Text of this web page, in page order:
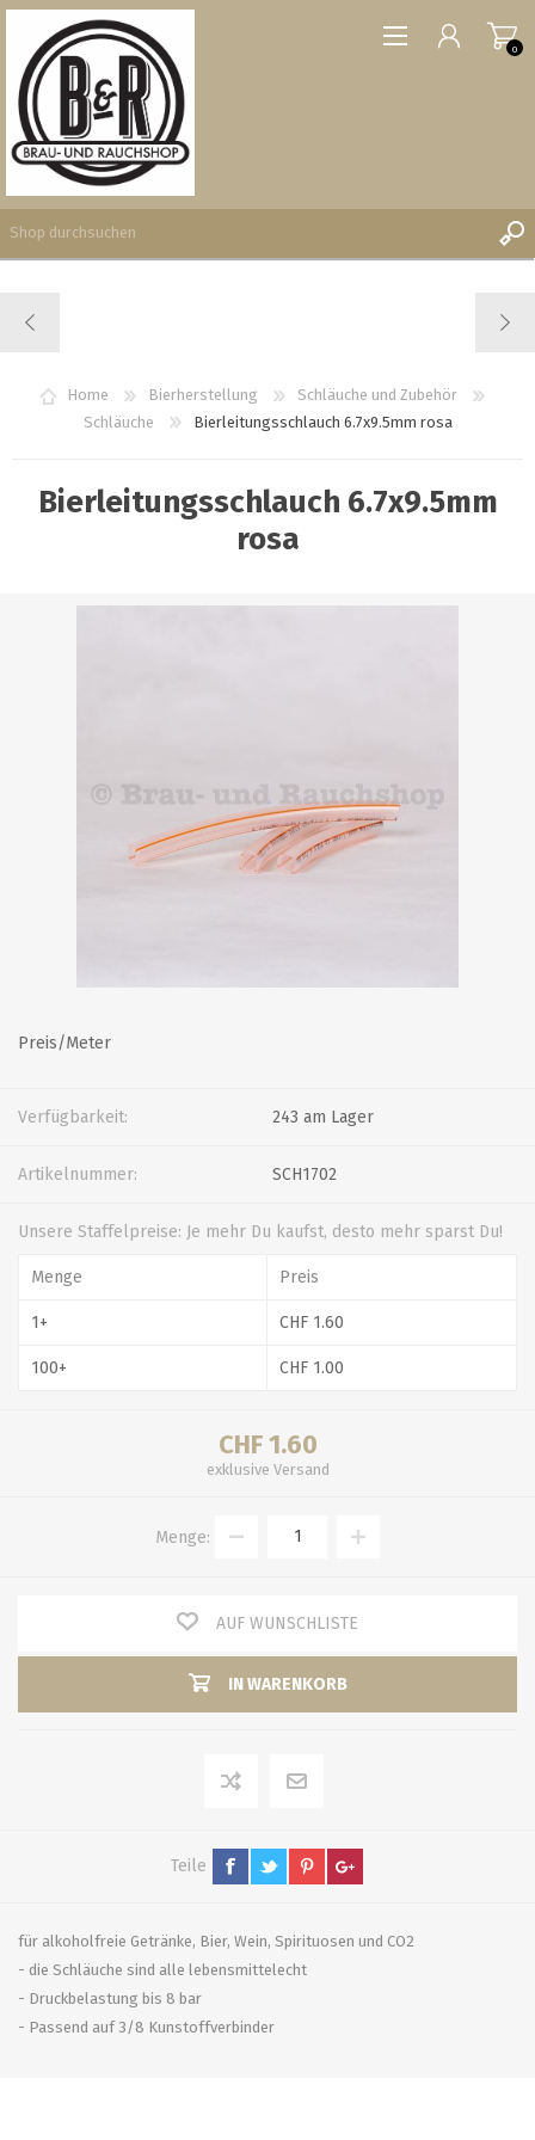
WUNSCHLISTE
0
0
Home Bierherstellung
Schläuche und Zubehör
Schläuche
Bierleitungsschlauch 6.7x9.5mm rosa
Bierleitungsschlauch 6.7x9.5mm
rosa
Preis/Meter
Verfügbarkeit: 243 am Lager
Artikelnummer: SCH1702
Unsere Staffelpreise: Je mehr Du kaufst, desto mehr sparst Du!
Menge
1+
100+
Preis
CHF 1.60
CHF 1.00
CHF 1.60
exklusive Versand
Menge:
AUF WUNSCHLISTE
IN WARENKORB
Teile
für alkoholfreie Getränke, Bier, Wein, Spirituosen und CO2
- die Schläuche sind alle lebensmittelecht
- Druckbelastung bis 8 bar
- Passend auf 3/8 Kunstoffverbinder